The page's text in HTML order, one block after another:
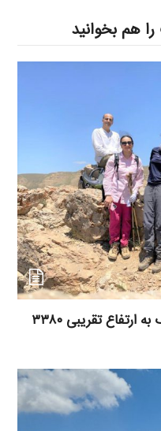
هم بخوانید
گزارش برنامه صعود به قله آهنگرک به ارتفاع تقریبی ۳۳۸۰